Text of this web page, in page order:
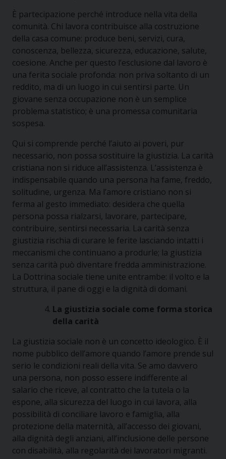
È partecipazione perché introduce nella vita della
comunità. Chi lavora contribuisce alla costruzione
della casa comune: produce beni, servizi, cura,
conoscenza, bellezza, sicurezza, educazione, salute,
coesione. Anche per questo l’esclusione dal lavoro è
una ferita sociale profonda: non priva soltanto di un
reddito, ma di un luogo in cui sentirsi parte. Un
giovane senza occupazione non è un semplice
problema statistico; è una promessa comunitaria
sospesa.
Qui si comprende perché l’aiuto ai poveri, pur
necessario, non possa sostituire la giustizia. La carità
cristiana non si riduce all’assistenza. L’assistenza è
indispensabile quando una persona ha fame, freddo,
solitudine, urgenza. Ma l’amore cristiano non si
ferma al gesto immediato: desidera che quella
persona possa rialzarsi, lavorare, partecipare,
contribuire, sentirsi necessaria. La carità senza
giustizia rischia di curare le ferite lasciando intatti i
meccanismi che continuano a produrle; la giustizia
senza carità può diventare fredda amministrazione.
La Dottrina sociale tiene unite entrambe: il volto e la
struttura, il pane di oggi e la dignità di domani.
La giustizia sociale come forma storica
della carità
La giustizia sociale non è un concetto ideologico. È il
nome pubblico dell’amore quando l’amore prende sul
serio le condizioni reali della vita. Se amo davvero
una persona, non posso essere indifferente al
salario che riceve, al contratto che la tutela o la
espone, alla sicurezza del luogo in cui lavora, alla
possibilità di conciliare lavoro e famiglia, alla
protezione della maternità, all’accesso dei giovani,
alla dignità degli anziani, all’inclusione delle persone
con disabilità, alla regolarità dei lavoratori migranti.